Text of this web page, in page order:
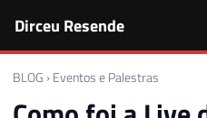
Dirceu Resende
BLOG › Eventos e Palestras